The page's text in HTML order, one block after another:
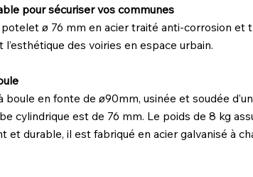
pour sécuriser vos communes
potelet ø 76 mm en acier traité anti-corrosion
des voiries en espace urbain.
en fonte de ø90mm, usinée et soudée
cylindrique est de 76 mm. Le poids de 8 kg
et durable, il est fabriqué en acier galvanisé à